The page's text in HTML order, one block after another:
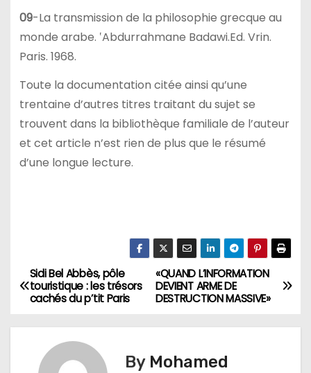
09-La transmission de la philosophie grecque au
monde arabe. ‛Abdurrahmane Badawi.Ed. Vrin.
Paris. 1968.
Toute la documentation citée ainsi qu’une
trentaine d’autres titres traitant du sujet se
trouvent dans la bibliothèque familiale de l’auteur
et cet article n’est rien de plus que le résumé
d’une longue lecture.
N
a
«QUAND L’INFORMATION
DEVIENT ARME DE
DESTRUCTION MASSIVE»
Sidi Bel Abbès, pôle
touristique : les trésors
cachés du p’tit Paris
By Mohamed